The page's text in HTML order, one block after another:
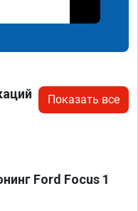
Показать все
Ford Focus 1